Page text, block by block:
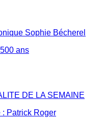
Sophie Bécherel
ans
DE LA SEMAINE
: Patrick Roger